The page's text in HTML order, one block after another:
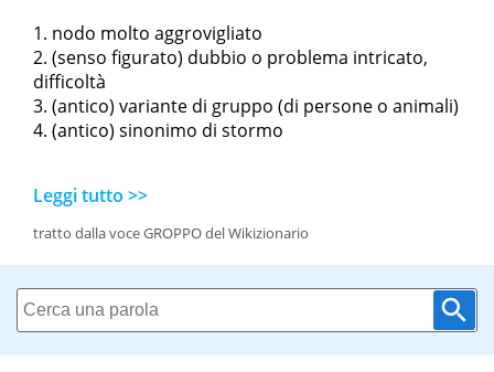
nodo molto aggrovigliato
(senso figurato) dubbio o problema intricato,
difficoltà
(antico) variante di gruppo (di persone o animali)
(antico) sinonimo di stormo
Leggi tutto >>
tratto dalla voce GROPPO del Wikizionario